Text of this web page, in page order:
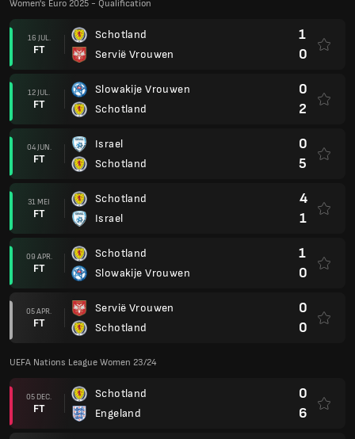
Women's Euro 2025 - Qualification
16 JUL.
FT
Schotland
Servië Vrouwen
1
0
12 JUL.
FT
Slowakije Vrouwen
Schotland
0
2
04 JUN.
FT
Israel
Schotland
0
5
31 MEI
FT
Schotland
Israel
4
1
09 APR.
FT
Schotland
Slowakije Vrouwen
1
0
05 APR.
FT
Servië Vrouwen
Schotland
0
0
UEFA Nations League Women 23/24
05 DEC.
FT
Schotland
Engeland
0
6